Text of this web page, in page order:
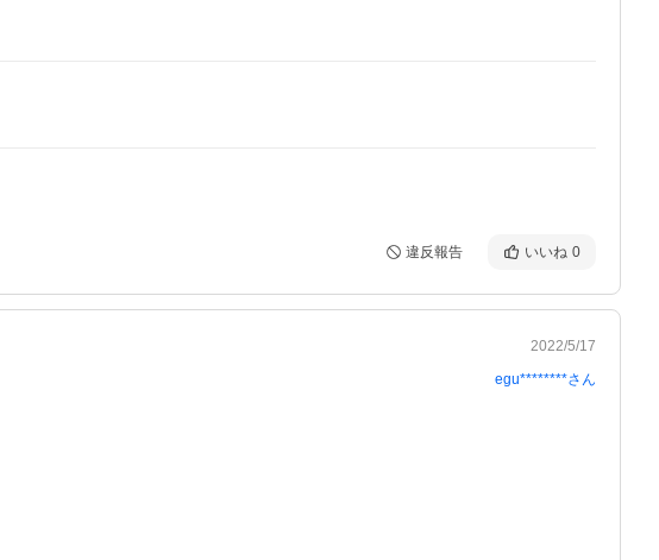
違反報告 いいね 0
2022/5/17
egu********さん